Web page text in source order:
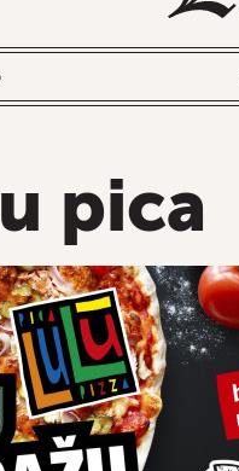
pica